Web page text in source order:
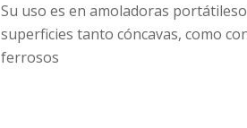
Su uso es en amoladoras
superficies tanto cóncavas, como
ferrosos